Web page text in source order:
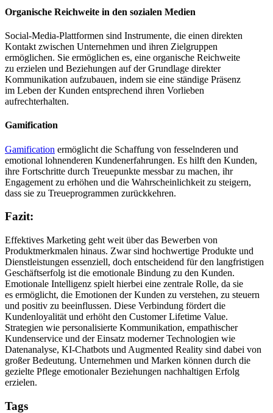
Organische Reichweite in den sozialen Medien
Social-Media-Plattformen sind Instrumente, die einen direkten
Kontakt zwischen Unternehmen und ihren Zielgruppen
ermöglichen. Sie ermöglichen es, eine organische Reichweite
zu erzielen und Beziehungen auf der Grundlage direkter
Kommunikation aufzubauen, indem sie eine ständige Präsenz
im Leben der Kunden entsprechend ihren Vorlieben
aufrechterhalten.
Gamification
Gamification ermöglicht die Schaffung von fesselnderen und
emotional lohnenderen Kundenerfahrungen. Es hilft den Kunden,
ihre Fortschritte durch Treuepunkte messbar zu machen, ihr
Engagement zu erhöhen und die Wahrscheinlichkeit zu steigern,
dass sie zu Treueprogrammen zurückkehren.
Fazit:
Effektives Marketing geht weit über das Bewerben von
Produktmerkmalen hinaus. Zwar sind hochwertige Produkte und
Dienstleistungen essenziell, doch entscheidend für den langfristigen
Geschäftserfolg ist die emotionale Bindung zu den Kunden.
Emotionale Intelligenz spielt hierbei eine zentrale Rolle, da sie
es ermöglicht, die Emotionen der Kunden zu verstehen, zu steuern
und positiv zu beeinflussen. Diese Verbindung fördert die
Kundenloyalität und erhöht den Customer Lifetime Value.
Strategien wie personalisierte Kommunikation, empathischer
Kundenservice und der Einsatz moderner Technologien wie
Datenanalyse, KI-Chatbots und Augmented Reality sind dabei von
großer Bedeutung. Unternehmen und Marken können durch die
gezielte Pflege emotionaler Beziehungen nachhaltigen Erfolg
erzielen.
Tags